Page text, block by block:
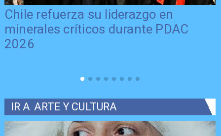
Chile refuerza su liderazgo en
minerales críticos durante PDAC
2026
IR A ARTE Y CULTURA